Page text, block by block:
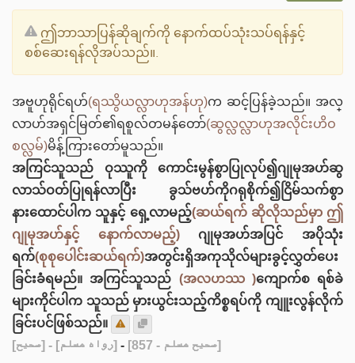
ဤဘာသာပြန်ဆိုချက်ကို နောက်ထပ်သုံးသပ်ရန်နှင့်
စစ်ဆေးရန်လိုအပ်သည်။.
အဗူဟုရိုင်ရဟ်(ရဿွိယလ္လာဟုအန်ဟု)က ဆင့်ပြန်ခဲ့သည်။ အလ္
လာဟ်အရှင်မြတ်၏ရစူလ်တမန်တော်(ဆွလ္လလ္လာဟုအလိုင်းဟိဝ
စလ္လမ်)မိန့်ကြားတော်မူသည်။
အကြင်သူသည် ဝုဿူကို ကောင်းမွန်စွာပြုလုပ်၍ဂျုမုအဟ်ဆွ
လာသ်ဝတ်ပြုရန်လာပြီး ခွသ်ဗဟ်ကိုဂရုစိုက်၍ငြိမ်သက်စွာ
နားထောင်ပါက သူနှင့် ရှေ့လာမည့်(ဆယ်ရက် ဆိုလိုသည်မှာ ဤ
ဂျုမုအဟ်နှင့် နောက်လာမည့်)ဂျုမုအဟ်အပြင် အပိုသုံး
ရက်(စုစုပေါင်းဆယ်ရက်)အတွင်းရှိအကုသိုလ်များခွင့်လွှတ်ပေး
ခြင်းခံရ‌မည်။ အကြင်သူသည် (အလဟဿ )ကျောက်စ ရစ်ခဲ
များကိုင်ပါက သူသည် မှားယွင်းသည့်ကိစ္စရပ်ကို ကျူးလွန်လိုက်
ခြင်းပင်ဖြစ်သည်။
[صحيح]
- [رواه مسلم] - [صحيح مسلم - 857]